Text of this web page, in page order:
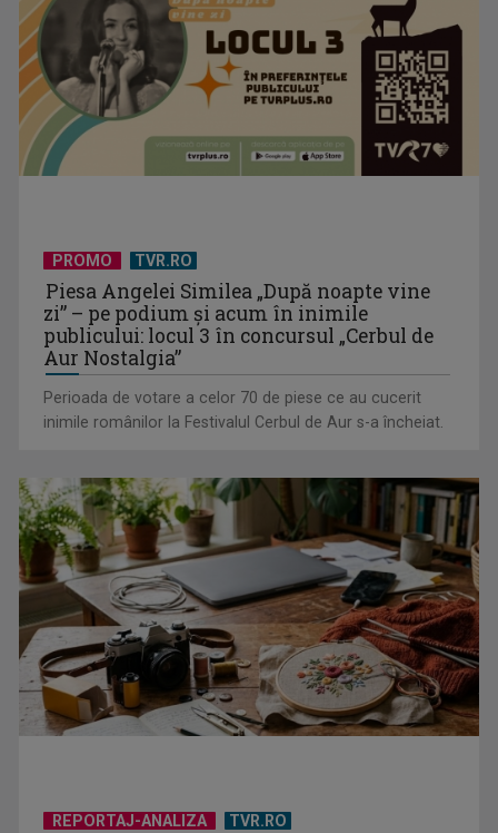
Cate Blanchett este „Blue Jasmine” – sâmbătă seară, la TVR
"Robin Hood"-ul serialelor coreene: "Iljimae, hoţul fantomă",
la TVR 1
Un reper al cinematografiei mondiale, la TVR Cultural:
„Roma, oraș deschis”
PROMO TVR.RO
Piesa Angelei Similea „După noapte vine
zi” – pe podium şi acum în inimile
publicului: locul 3 în concursul „Cerbul de
Aur Nostalgia”
Perioada de votare a celor 70 de piese ce au cucerit
inimile românilor la Festivalul Cerbul de Aur s-a încheiat.
REPORTAJ-ANALIZA TVR.RO